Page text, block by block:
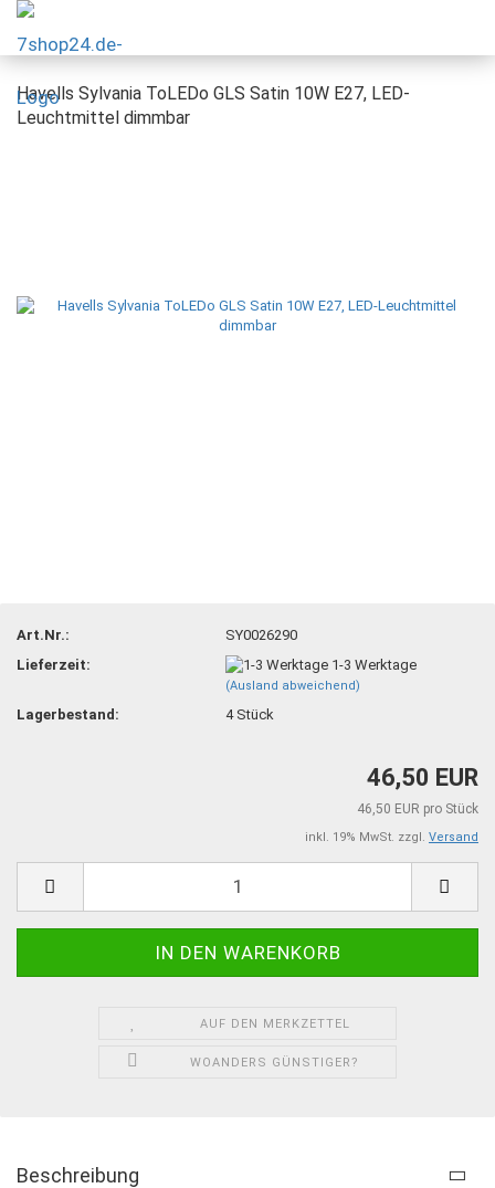
Havells Sylvania ToLEDo GLS Satin 10W E27, LED-
Leuchtmittel dimmbar
Art.Nr.:
SY0026290
Lieferzeit:
1-3 Werktage
(Ausland abweichend)
Lagerbestand: 4 Stück
46,50 EUR
46,50 EUR pro Stück
inkl. 19% MwSt. zzgl. Versand
AUF DEN MERKZETTEL
WOANDERS GÜNSTIGER?
Beschreibung